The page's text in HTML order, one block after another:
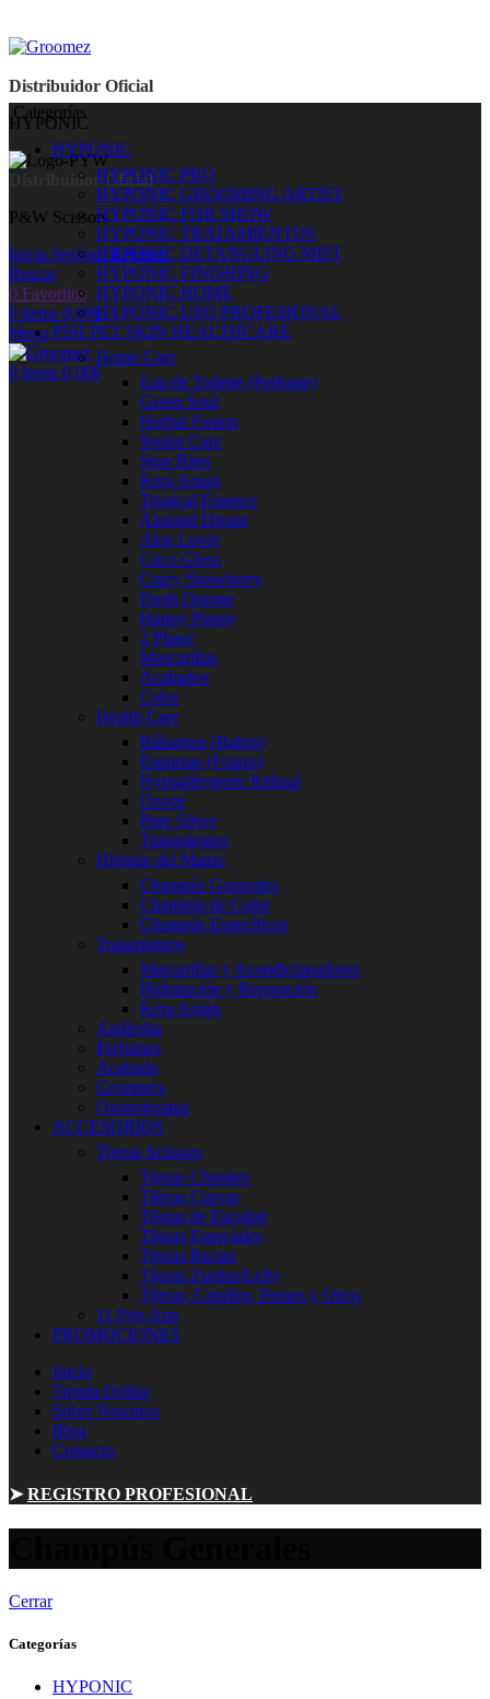
Distribuidor Oficial
HYPONIC
Distribuidor Oficial
P&W Scissors
Inicia Sesión / Registro
Buscar
0 Favoritos
0 items 0,00€
Menu
0 items 0,00€
Categorías
HYPONIC
HYPONIC PRO
HYPONIC GROOMING ARTIST
HYPONIC FOR SHOW
HYPONIC TRATAMIENTOS
HYPONIC DETANGLING MIST
HYPONIC FINISHING
HYPONIC HOME
HYPONIC USO PROFESIONAL
PSH PET SKIN HEALTHCARE
Home Care
Eau de Toilette (Perfume)
Green Soul
Herbal Fusion
Senior Care
Stop Bites
Kera Argan
Tropical Essence
Almond Dream
Aloe Lover
Coco Gloss
Crazy Strawberry
Fresh Orange
Happy Puppy
2 Phase
Mascarillas
Acabados
Color
Health Care
Bálsamos (Balms)
Espumas (Foams)
Hypoallergenic Rithual
Ozone
Pure Silver
Tratamientos
Higiene del Manto
Champús Generales
Champús de Color
Champús Específicos
Tratamientos
Mascarillas y Acondicionadores
Hidratación y Reparación
Kera Argán
Andiroba
Perfumes
Acabado
Groomers
Ozonoterapia
ACCESORIOS
Tijeras Scissors
Tijeras Chunker
Tijeras Curvas
Tijeras de Esculpir
Tijeras Especiales
Tijeras Rectas
Tijeras Zurdos/Lefty
Tijeras, Cepillos, Peines y Otros
11 Pets App
PROMOCIONES
Inicio
Tienda Online
Sobre Nosotros
Blog
Contacto
➤REGISTRO PROFESIONAL
Cerrar
Categorías
HYPONIC